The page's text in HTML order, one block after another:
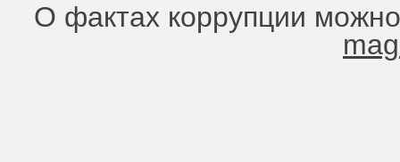
О фактах коррупции